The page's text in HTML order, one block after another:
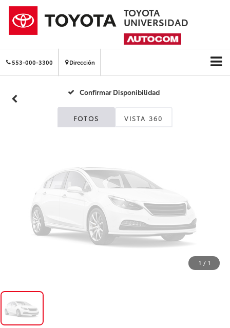
TOYOTA
UNIVERSIDAD
553-000-3300 Dirección
Confirmar Disponibilidad
FOTOS VISTA 360
Fotos No
Disponibles
Por favor, revise luego
1 / 1